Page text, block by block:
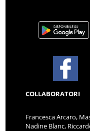
COLLABORATORI
Francesca Arcaro,
Nadine Blanc,